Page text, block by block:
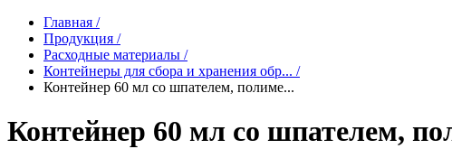
Главная /
Продукция /
Расходные материалы /
Контейнеры для сбора и хранения обр... /
Контейнер 60 мл со шпателем, полиме...
Контейнер 60 мл со шпателем,